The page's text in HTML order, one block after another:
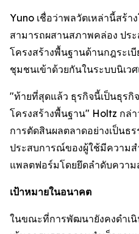
Yuno เชื่อว่าพลวัตเหล่านี้สร้า
สามารถผสานสภาพคล่อง ป
โครงสร้างพื้นฐานด้านกฎระเ
ชุมชนเข้าด้วยกันในระบบนิเว
"ท้ายที่สุดแล้ว ธุรกิจนี้เป็นธุรกิ
โครงสร้างพื้นฐาน" Holtz ก
การตัดสินผลตลาดอย่างเป็นธ
ประสบการณ์ของผู้ใช้มีความส
แพลตฟอร์มโดยยึดลำดับควา
เป้าหมายในอนาคต
ในขณะที่การพัฒนายังคงดำเนิ